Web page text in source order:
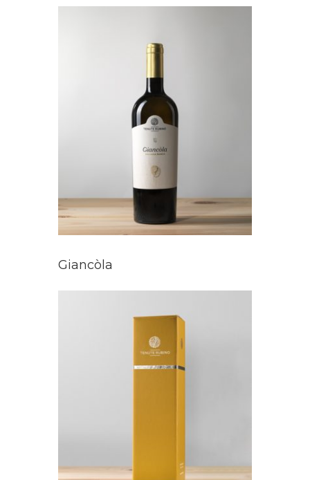
Giancòla